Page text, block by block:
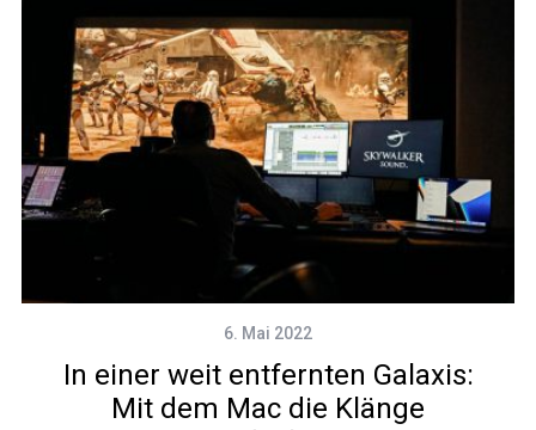
6. Mai 2022
In einer weit entfernten Galaxis:
Mit dem Mac die Klänge